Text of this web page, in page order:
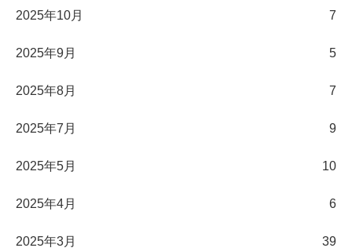
2025年10月 7
2025年9月 5
2025年8月 7
2025年7月 9
2025年5月 10
2025年4月 6
2025年3月 39